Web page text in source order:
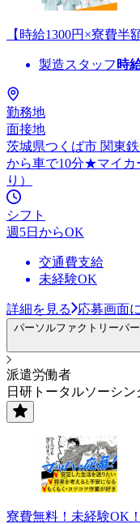
【時給1300円×寮費
製造スタッフ 時
勤務地
面接地
茨城県つくば市 関東
から車で10分★マイカ
り）
シフト
週5日からOK
交通費支給
未経験OK
詳細を見る 応募画面
パーソルファクトリーパ
派遣労働者
日研トータルソーシ
寮費無料！未経験OK